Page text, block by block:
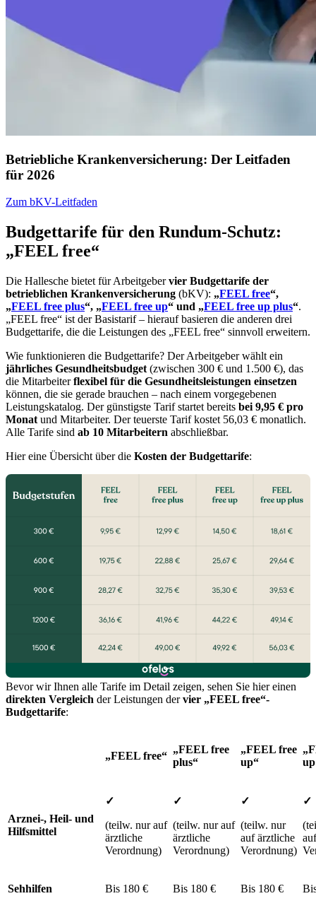
Betriebliche Krankenversicherung: Der Leitfaden
für 2026
Zum bKV-Leitfaden
Budgettarife für den Rundum-Schutz:
„FEEL free“
Die Hallesche bietet für Arbeitgebervier Budgettarife der
betrieblichen Krankenversicherung (bKV): „FEEL free“,
„FEEL free plus“, „FEEL free up“ und „FEEL free up plus“.
„FEEL free“ ist der Basistarif – hierauf basieren die anderen drei
Budgettarife, die die Leistungen des „FEEL free“ sinnvoll erweitern.
Wie funktionieren die Budgettarife? Der Arbeitgeber wählt ein
jährliches Gesundheitsbudget (zwischen 300 € und 1.500 €), das
die Mitarbeiterflexibel für die Gesundheitsleistungen einsetzen
können, die sie gerade brauchen – nach einem vorgegebenen
Leistungskatalog. Der günstigste Tarif startet bereits bei 9,95 € pro
Monat und Mitarbeiter. Der teuerste Tarif kostet 56,03 € monatlich.
Alle Tarife sind ab 10 Mitarbeitern abschließbar.
Hier eine Übersicht über die Kosten der Budgettarife:
Bevor wir Ihnen alle Tarife im Detail zeigen, sehen Sie hier einen
direkten Vergleich der Leistungen dervier „FEEL free“-
Budgettarife:
„FEEL free“
„FEEL free
plus“
„FEEL free
up“
Arznei-, Heil- und
Hilfsmittel
✓
(teilw. nur auf
ärztliche
Verordnung)
✓
(teilw. nur auf
ärztliche
Verordnung)
✓
(teilw. nur
auf ärztliche
Verordnung)
✓
Sehhilfen Bis 180 € Bis 180 € Bis 180 €